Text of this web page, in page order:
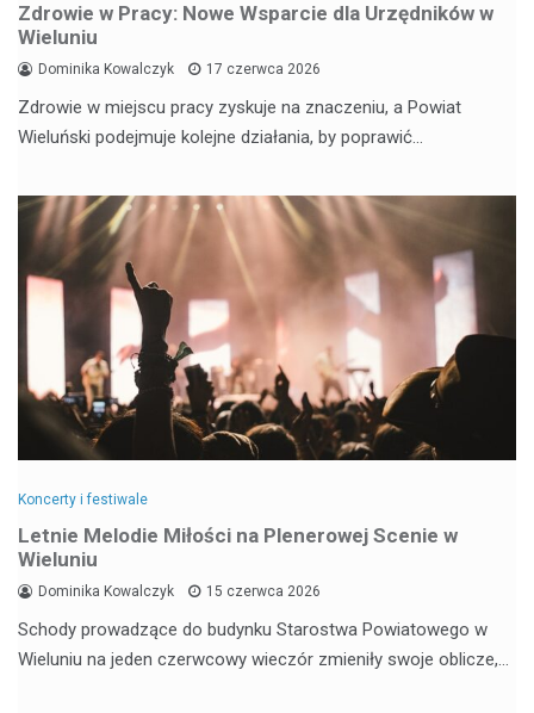
Zdrowie w Pracy: Nowe Wsparcie dla Urzędników w
Wieluniu
Dominika Kowalczyk 17 czerwca 2026
Zdrowie w miejscu pracy zyskuje na znaczeniu, a Powiat
Wieluński podejmuje kolejne działania, by poprawić…
Koncerty i festiwale
Letnie Melodie Miłości na Plenerowej Scenie w
Wieluniu
Dominika Kowalczyk 15 czerwca 2026
Schody prowadzące do budynku Starostwa Powiatowego w
Wieluniu na jeden czerwcowy wieczór zmieniły swoje oblicze,…